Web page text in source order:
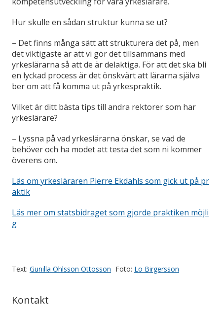
Hur skulle en sådan struktur kunna se ut?
– Det finns många sätt att strukturera det på, men
det viktigaste är att vi gör det tillsammans med
yrkeslärarna så att de är delaktiga. För att det ska bli
en lyckad process är det önskvärt att lärarna själva
ber om att få komma ut på yrkespraktik.
Vilket är ditt bästa tips till andra rektorer som har
yrkeslärare?
– Lyssna på vad yrkeslärarna önskar, se vad de
behöver och ha modet att testa det som ni kommer
överens om.
Läs om yrkesläraren Pierre Ekdahls som gick ut på pr
aktik
Läs mer om statsbidraget som gjorde praktiken möjli
g
Text: Gunilla Ohlsson Ottosson Foto: Lo Birgersson
Kontakt